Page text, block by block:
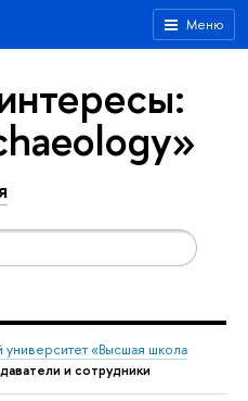
Меню
университет «Высшая школа
и сотрудники